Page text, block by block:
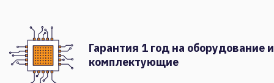
Гарантия 1 год на оборудование и
комплектующие